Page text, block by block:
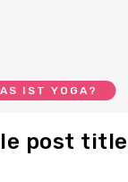
IST YOGA?
post